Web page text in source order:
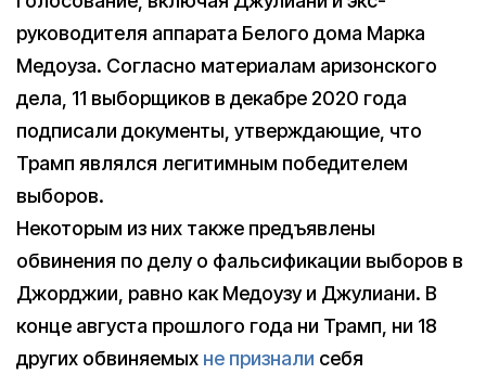
руководителя аппарата Белого дома Марка
Медоуза. Согласно материалам аризонского
дела, 11 выборщиков в декабре 2020 года
подписали документы, утверждающие, что
Трамп являлся легитимным победителем
выборов.
Некоторым из них также предъявлены
обвинения по делу о фальсификации выборов в
Джорджии, равно как Медоузу и Джулиани. В
конце августа прошлого года ни Трамп, ни 18
других обвиняемых не признали себя